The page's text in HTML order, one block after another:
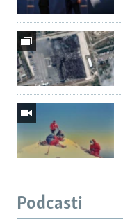
Podcasti